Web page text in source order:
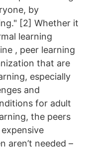
by
[2] Whether it
learning
, peer learning
that are
especially
and
for adult
the peers
aren’t needed –